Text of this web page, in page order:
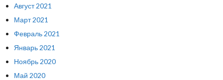
Август 2021
Март 2021
Февраль 2021
Январь 2021
Ноябрь 2020
Май 2020